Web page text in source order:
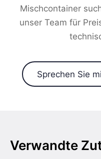
Mischcontainer
unser Team für
Sprechen Sie
Verwandte